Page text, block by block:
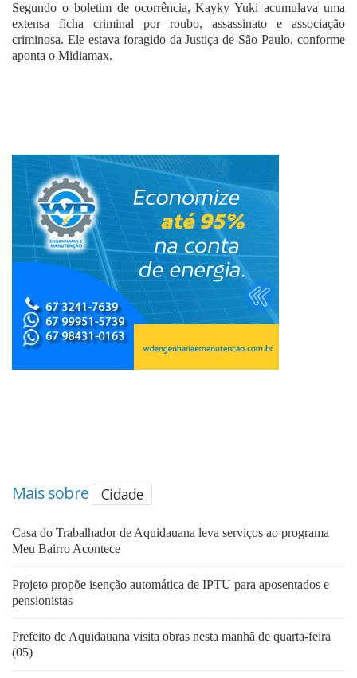
Segundo o boletim de ocorrência, Kayky Yuki acumulava uma
extensa ficha criminal por roubo, assassinato e associação
criminosa. Ele estava foragido da Justiça de São Paulo, conforme
aponta o Midiamax.
Mais sobre Cidade
Casa do Trabalhador de Aquidauana leva serviços ao programa
Meu Bairro Acontece
Projeto propõe isenção automática de IPTU para aposentados e
pensionistas
Prefeito de Aquidauana visita obras nesta manhã de quarta-feira
(05)